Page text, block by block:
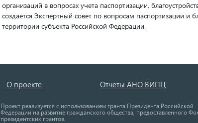
организаций в вопросах учета паспортизации,
создается Экспертный совет по вопросам паспортизации и
территории субъекта Российской Федерации.
О проекте Отчеты АНО ВИПЦ
Проект реализуется с использованием гранта Президента Российской
Федерации на развитие гражданского общества, предоставленного
президентских грантов.